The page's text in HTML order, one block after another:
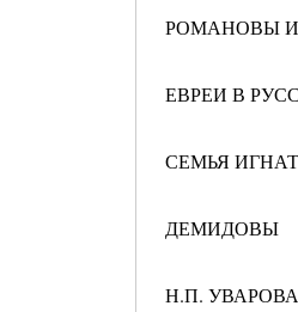
РОМАНОВЫ И
ЕВРЕИ В
СЕМЬЯ
ДЕМИДОВЫ
Н.П. УВАРОВА